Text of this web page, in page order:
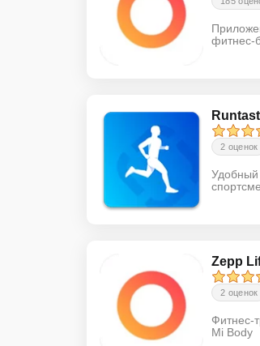
фитнес-
2 оценок
Удобный
Zepp
2 оценок
Фитнес-
Mi Body